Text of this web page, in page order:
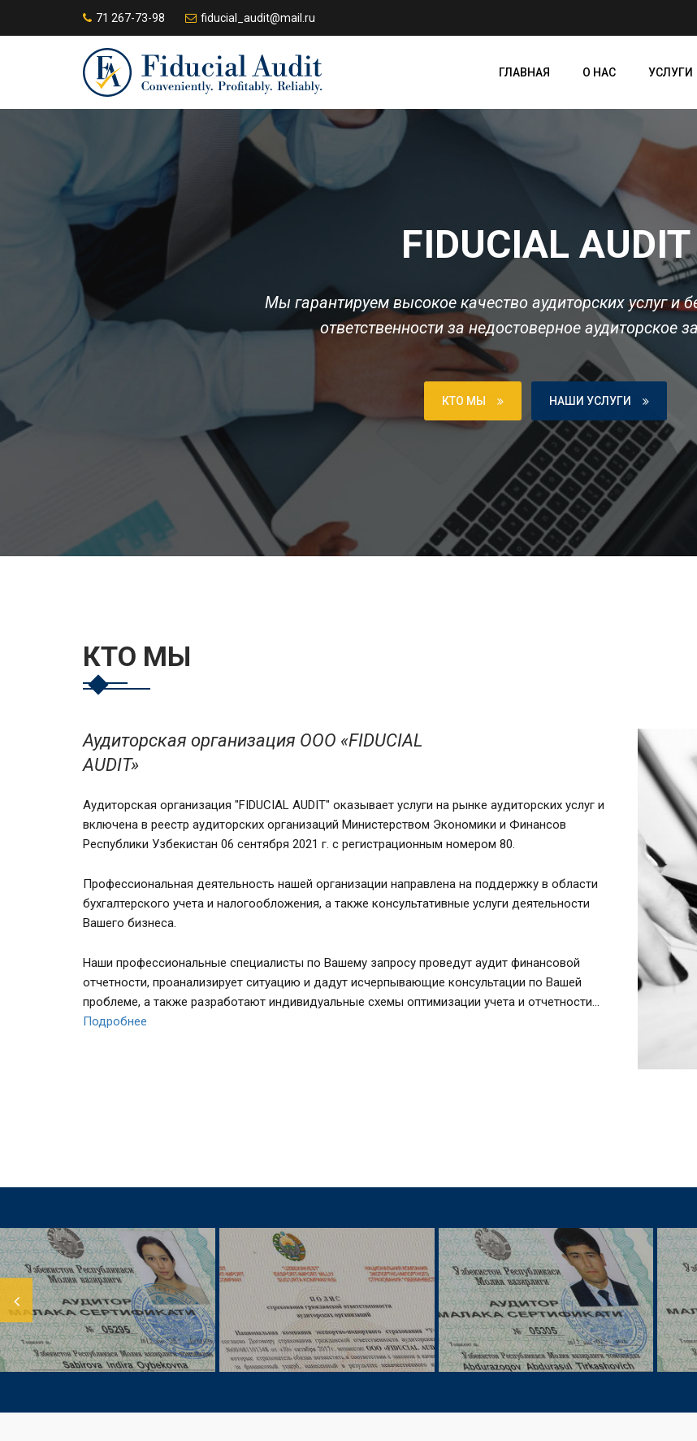
71 267-73-98 fiducial_audit@mail.ru
ГЛАВНАЯ О НАС УСЛУГИ
FIDUCIAL AUDIT
Мы гарантируем высокое качество аудиторских услуг и
ответственности за недостоверное аудиторское
КТО МЫ НАШИ УСЛУГИ
КТО МЫ
Аудиторская организация ООО «FIDUCIAL
AUDIT»
Аудиторская организация "FIDUCIAL AUDIT" оказывает услуги на рынке аудиторских услуг и
включена в реестр аудиторских организаций Министерством Экономики и Финансов
Республики Узбекистан 06 сентября 2021 г. с регистрационным номером 80.
Профессиональная деятельность нашей организации направлена на поддержку в области
бухгалтерского учета и налогообложения, а также консультативные услуги деятельности
Вашего бизнеса.
Наши профессиональные специалисты по Вашему запросу проведут аудит финансовой
отчетности, проанализирует ситуацию и дадут исчерпывающие консультации по Вашей
проблеме, а также разработают индивидуальные схемы оптимизации учета и отчетности...
Подробнее